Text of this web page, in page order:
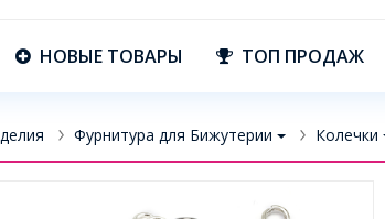
НОВЫЕ ТОВАРЫ ТОП ПРОДАЖ
Фурнитура для Бижутерии Колечки